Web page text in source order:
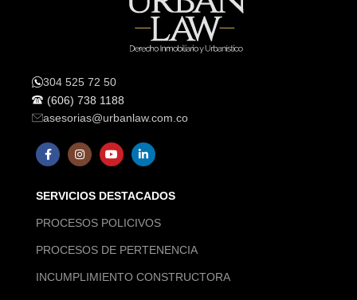
304 525 72 50
(606) 738 1188
asesorias@urbanlaw.com.co
SERVICIOS DESTACADOS
PROCESOS POLICIVOS
PROCESOS DE PERTENENCIA
INCUMPLIMIENTO CONSTRUCTORA